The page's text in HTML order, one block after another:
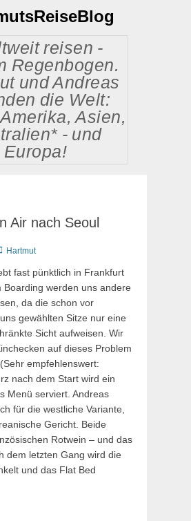
reisen -
Regenbogen.
und Andreas
die Welt:
Asien,
- und
Europa!
Air nach Seoul
Hartmut
fast pünktlich in Frankfurt
Boarding werden uns andere
da die schon vor
gewählten Sitze nur eine
Sicht aufweisen. Wir
auf dieses Problem
empfehlenswert:
nach dem Start wird ein
Menü serviert. Andreas
für die westliche Variante,
Gericht. Beide
Rotwein – und das
dem letzten Gang wird die
und das Flat Bed